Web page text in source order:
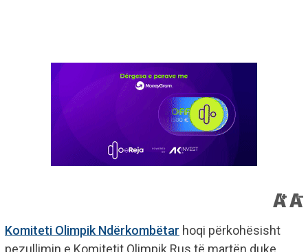
Komiteti Olimpik Ndërkombëtar hoqi përkohësisht